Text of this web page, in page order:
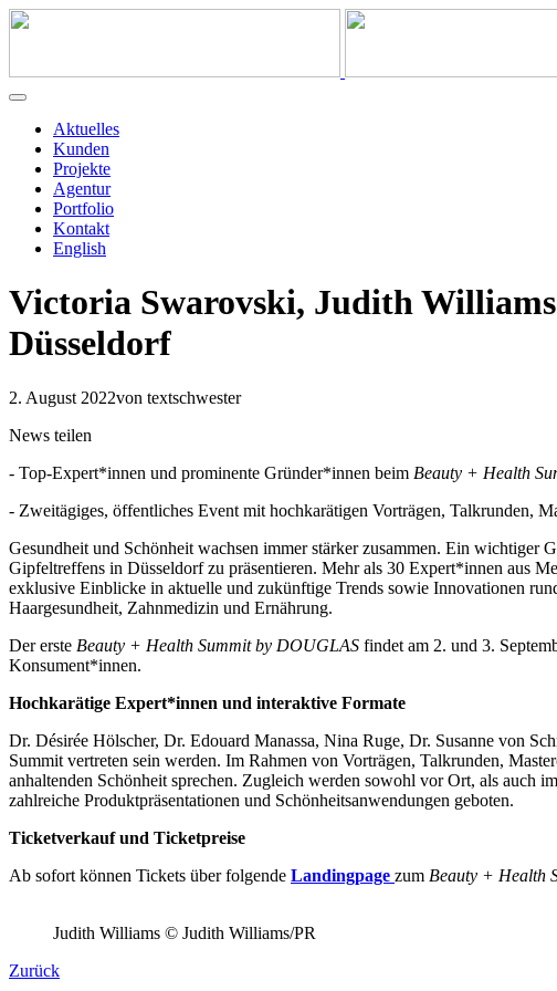
Aktuelles
Kunden
Projekte
Agentur
Portfolio
Kontakt
English
Victoria Swarovski, Judith
Düsseldorf
2. August 2022von textschwester
News teilen
- Top-Expert*innen und prominente Gründer*innen beim Beauty + Health
- Zweitägiges, öffentliches Event mit hochkarätigen Vorträgen, Talkrunden,
Gesundheit und Schönheit wachsen immer stärker zusammen. Ein wichtiger
Gipfeltreffens in Düsseldorf zu präsentieren. Mehr als 30 Expert*innen aus
exklusive Einblicke in aktuelle und zukünftige Trends sowie Innovationen
Haargesundheit, Zahnmedizin und Ernährung.
Der erste Beauty + Health Summit by DOUGLAS findet am 2. und 3.
Konsument*innen.
Hochkarätige Expert*innen und interaktive Formate
Dr. Désirée Hölscher, Dr. Edouard Manassa, Nina Ruge, Dr. Susanne von
Summit vertreten sein werden. Im Rahmen von Vorträgen, Talkrunden,
anhaltenden Schönheit sprechen. Zugleich werden sowohl vor Ort, als auch
zahlreiche Produktpräsentationen und Schönheitsanwendungen geboten.
Ticketverkauf und Ticketpreise
Ab sofort können Tickets über folgende Landingpage zum Beauty + Health
Judith Williams © Judith Williams/PR
Zurück